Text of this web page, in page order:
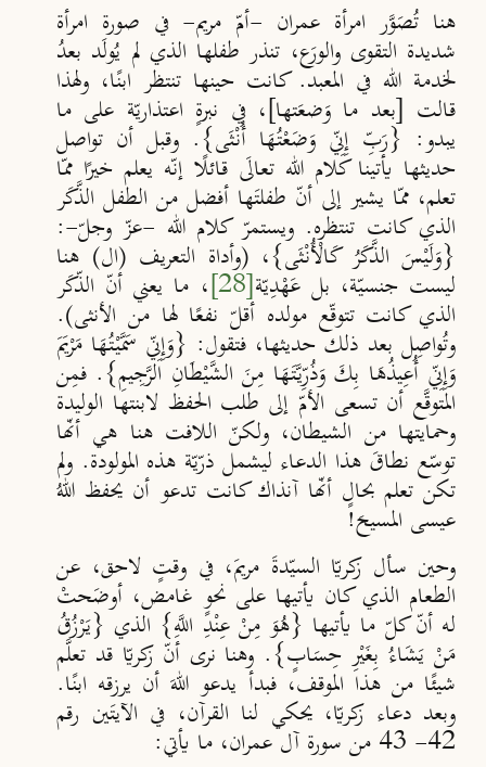
هنا تُصَوَّر امرأة عمران -أمّ مريم- في صورة امرأة
شديدة التقوى والورَع، تنذر طفلها الذي لم يُولَد بعدُ
لخدمة الله في المعبد. كانت حينها تنتظر ابنًا، ولهذا
قالت [بعد ما وَضعَتها]، في نبرةٍ اعتذاريّة على ما
يبدو: {رَبِّ إِنِّي وَضَعْتُهَا أُنْثَى}. وقبل أن تواصل
حديثها يأتينا كلام الله تعالَى قائلًا إنّه يعلم خيرًا ممّا
تعلم، ممّا يشير إلى أنّ طفلتَها أفضل من الطفل الذَّكَر
الذي كانت تنتظره. ويستمرّ كلام الله -عزّ وجلّ-:
{وَلَيْسَ الذَّكَرُ كَالْأُنْثَى}، (وأداة التعريف (ال) هنا
ليست جنسيّة، بل عَهْدِيّة[28] ، ما يعني أنّ الذّكَر
الذي كانت تتوقّع مولده أقلّ نفعًا لها من الأنثى).
وتُواصِل بعد ذلك حديثها، فتقول: {وَإِنِّي سَمَّيْتُهَا مَرْيَمَ
وَإِنِّي أُعِيذُهَا بِكَ وَذُرِّيَّتَهَا مِنَ الشَّيْطَانِ الرَّجِيمِ}. فمِن
المتوقَّع أن تسعى الأمّ إلى طلب الحفظ لابنتها الوليدة
وحمايتها من الشيطان، ولكنّ اللافت هنا هي أنّها
توسّع نطاقَ هذا الدعاء ليشمل ذرّيّة هذه المولودة. ولم
تكن تعلم بحالٍ أنّها آنذاك كانت تدعو أن يحفظ اللهُ
عيسى المسيحَ!
وحين سأل زكريّا السيّدةَ مريمَ، في وقتٍ لاحق، عن
الطعام الذي كان يأتيها على نحوٍ غامض، أوضَحتْ
له أنّ كلّ ما يأتيها {هُوَ مِنْ عِنْدِ اللَّهِ} الذي {يَرْزُقُ
مَنْ يَشَاءُ بِغَيْرِ حِسَابٍ}. وهنا نرى أنّ زكريّا قد تعلَّم
شيئًا من هذا الموقف، فبدأ يدعو اللهَ أن يرزقه ابنًا.
وبعد دعاء زكريّا، يحكي لنا القرآن، في الآيتَين رقم
42- 43 من سورة آل عمران، ما يأتي: